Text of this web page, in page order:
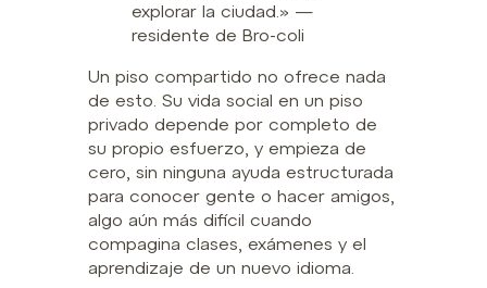
explorar la ciudad.» —
residente de Bro-coli
Un piso compartido no ofrece nada
de esto. Su vida social en un piso
privado depende por completo de
su propio esfuerzo, y empieza de
cero, sin ninguna ayuda estructurada
para conocer gente o hacer amigos,
algo aún más difícil cuando
compagina clases, exámenes y el
aprendizaje de un nuevo idioma.